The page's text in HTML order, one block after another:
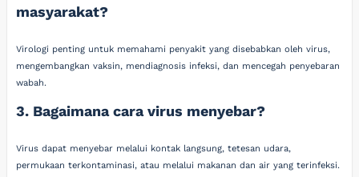
masyarakat?
Virologi penting untuk memahami penyakit yang disebabkan oleh virus,
mengembangkan vaksin, mendiagnosis infeksi, dan mencegah penyebaran
wabah.
3. Bagaimana cara virus menyebar?
Virus dapat menyebar melalui kontak langsung, tetesan udara,
permukaan terkontaminasi, atau melalui makanan dan air yang terinfeksi.